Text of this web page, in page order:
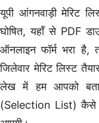
यूपी आंगनवाड़ी मेरिट
घोषित, यहाँ से PDF
ऑनलाइन फॉर्म भरा है,
जिलेवार मेरिट लिस्ट
लेख में हम आपको
(Selection List)